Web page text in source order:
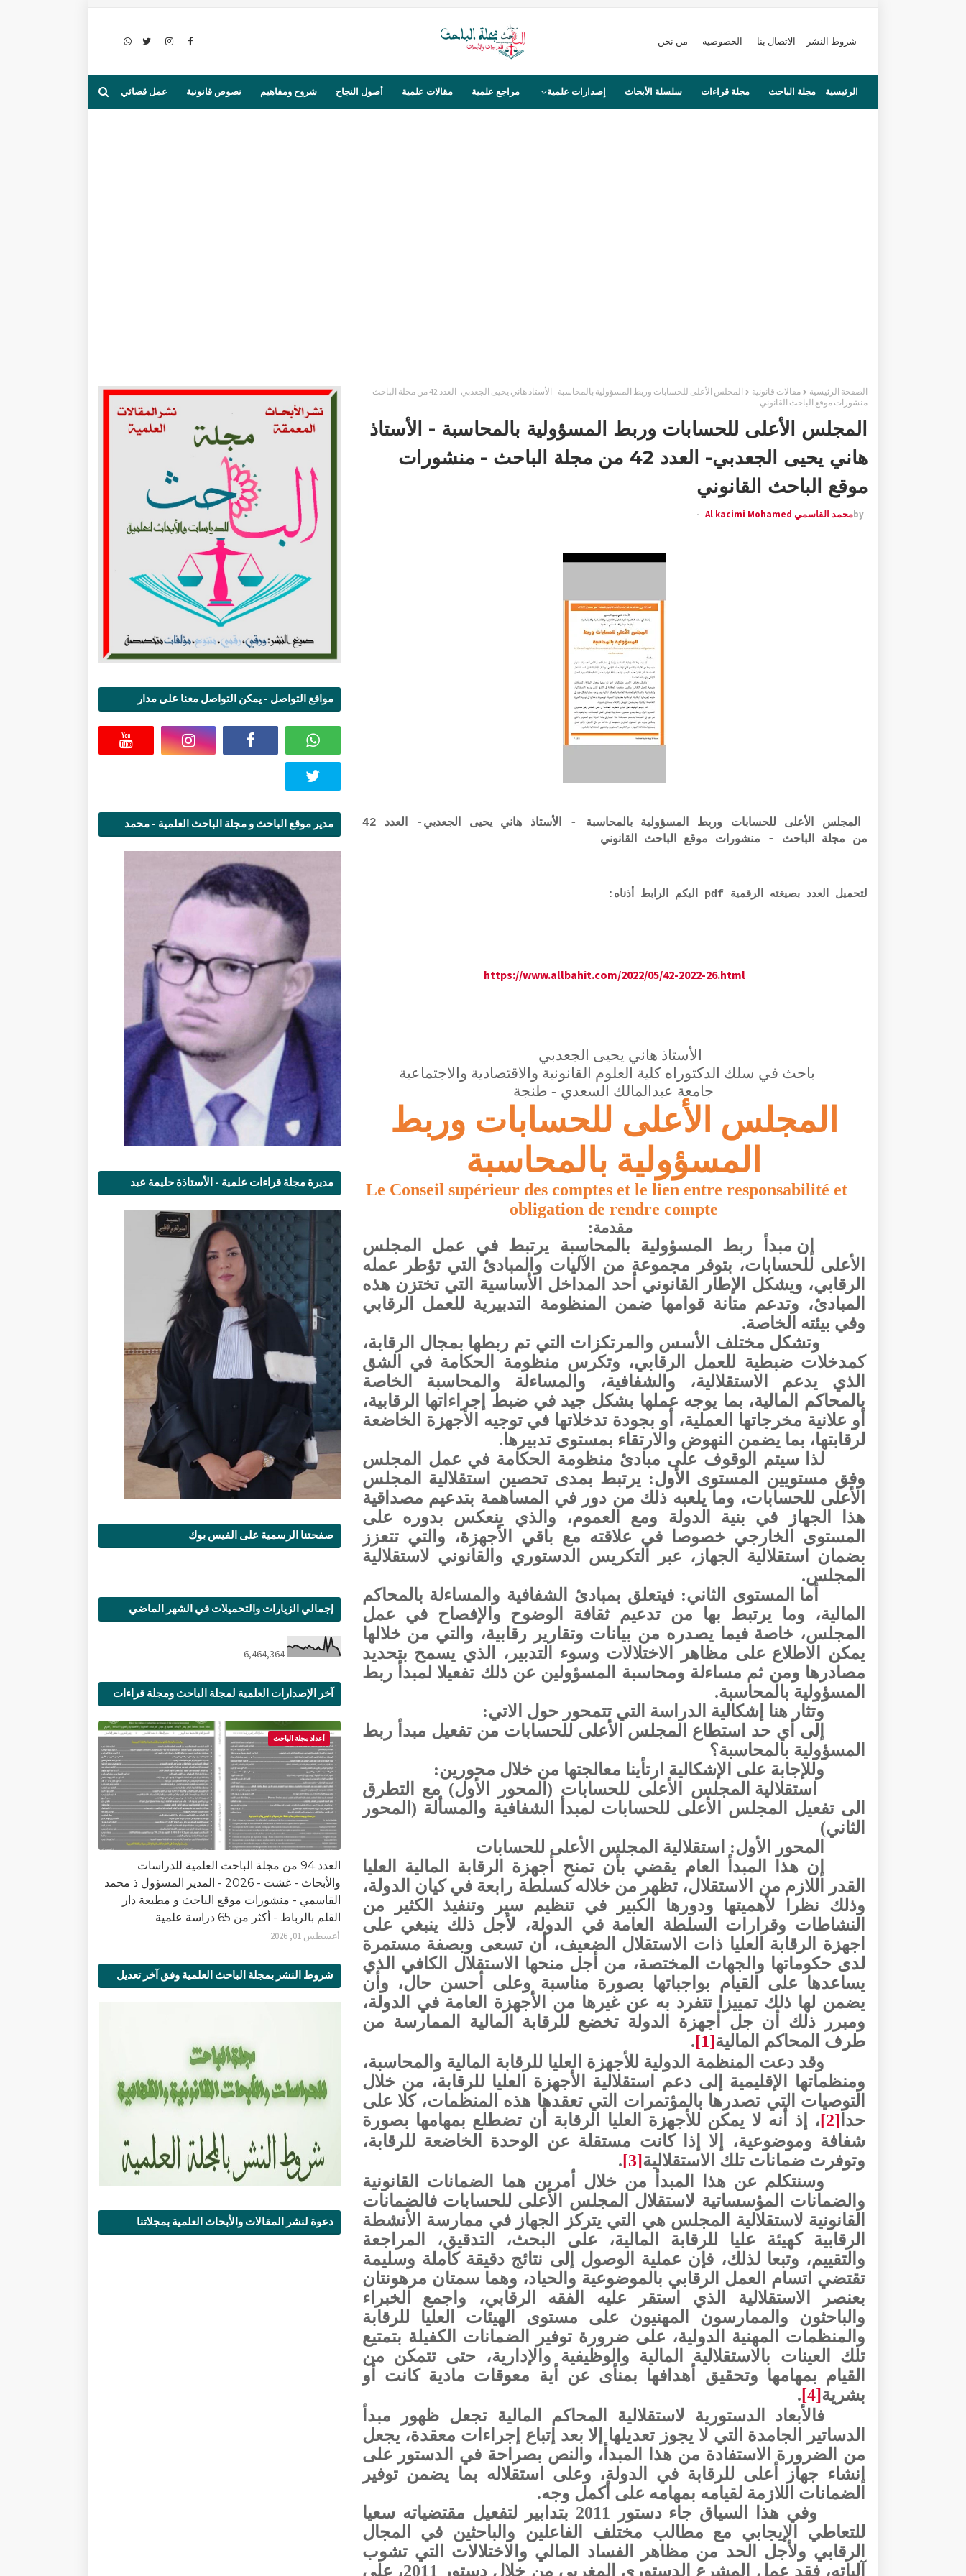
شروط النشر الاتصال بنا الخصوصية من نحن
الرئيسية مجلة الباحث مجلة قراءات سلسلة الأبحاث إصدارات علمية مراجع علمية مقالات علمية أصول النجاح شروح ومفاهيم نصوص قانونية عمل قضائي
الصفحة الرئيسية مقالات قانونية
المجلس الأعلى للحسابات وربط المسؤولية بالمحاسبة - الأستاذ هاني يحيى الجعدبي- العدد 42 من مجلة الباحث -
منشورات موقع الباحث القانوني
المجلس الأعلى للحسابات وربط المسؤولية بالمحاسبة - الأستاذ
هاني يحيى الجعدبي- العدد 42 من مجلة الباحث - منشورات
موقع الباحث القانوني
byمحمد القاسمي Al kacimi Mohamed
المجلس الأعلى للحسابات وربط المسؤولية بالمحاسبة - الأستاذ هاني يحيى الجعدبي- العدد 42
من مجلة الباحث - منشورات موقع الباحث القانوني
لتحميل العدد بصيغته الرقمية pdf اليكم الرابط أذناه:
https://www.allbahit.com/2022/05/42-2022-26.html
الأستاذ هاني يحيى الجعدبي
باحث في سلك الدكتوراه كلية العلوم القانونية والاقتصادية والاجتماعية
جامعة عبدالمالك السعدي - طنجة
المجلس الأعلى للحسابات وربط
المسؤولية بالمحاسبة
Le Conseil supérieur des comptes et le lien entre responsabilité et
obligation de rendre compte
مقدمة:
إن مبدأ ربط المسؤولية بالمحاسبة يرتبط في عمل المجلس
الأعلى للحسابات، بتوفر مجموعة من الآليات والمبادئ التي تؤطر عمله
الرقابي، ويشكل الإطار القانوني أحد المداخل الأساسية التي تختزن هذه
المبادئ، وتدعم متانة قوامها ضمن المنظومة التدبيرية للعمل الرقابي
وفي بيئته الخاصة.
وتشكل مختلف الأسس والمرتكزات التي تم ربطها بمجال الرقابة،
كمدخلات ضبطية للعمل الرقابي، وتكرس منظومة الحكامة في الشق
الذي يدعم الاستقلالية، والشفافية، والمساءلة والمحاسبة الخاصة
بالمحاكم المالية، بما يوجه عملها بشكل جيد في ضبط إجراءاتها الرقابية،
أو علانية مخرجاتها العملية، أو بجودة تدخلاتها في توجيه الأجهزة الخاضعة
لرقابتها، بما يضمن النهوض والارتقاء بمستوى تدبيرها.
لذا سيتم الوقوف على مبادئ منظومة الحكامة في عمل المجلس
وفق مستويين المستوى الأول: يرتبط بمدى تحصين استقلالية المجلس
الأعلى للحسابات، وما يلعبه ذلك من دور في المساهمة بتدعيم مصداقية
هذا الجهاز في بنية الدولة ومع العموم، والذي ينعكس بدوره على
المستوى الخارجي خصوصا في علاقته مع باقي الأجهزة، والتي تتعزز
بضمان استقلالية الجهاز، عبر التكريس الدستوري والقانوني لاستقلالية
المجلس.
أما المستوى الثاني: فيتعلق بمبادئ الشفافية والمساءلة بالمحاكم
المالية، وما يرتبط بها من تدعيم ثقافة الوضوح والإفصاح في عمل
المجلس، خاصة فيما يصدره من بيانات وتقارير رقابية، والتي من خلالها
يمكن الاطلاع على مظاهر الاختلالات وسوء التدبير، الذي يسمح بتحديد
مصادرها ومن ثم مساءلة ومحاسبة المسؤولين عن ذلك تفعيلا لمبدأ ربط
المسؤولية بالمحاسبة.
وتثار هنا إشكالية الدراسة التي تتمحور حول الاتي:
إلى أي حد استطاع المجلس الأعلى للحسابات من تفعيل مبدأ ربط
المسؤولية بالمحاسبة؟
وللإجابة على الإشكالية ارتأينا معالجتها من خلال محورين:
استقلالية المجلس الأعلى للحسابات (المحور الأول) مع التطرق
الى تفعيل المجلس الأعلى للحسابات لمبدأ الشفافية والمسألة (المحور
الثاني)
المحور الأول: استقلالية المجلس الأعلى للحسابات
إن هذا المبدأ العام يقضي بأن تمنح أجهزة الرقابة المالية العليا
القدر اللازم من الاستقلال، تظهر من خلاله كسلطة رابعة في كيان الدولة،
وذلك نظرا لأهميتها ودورها الكبير في تنظيم سير وتنفيذ الكثير من
النشاطات وقرارات السلطة العامة في الدولة، لأجل ذلك ينبغي على
اجهزة الرقابة العليا ذات الاستقلال الضعيف، أن تسعى وبصفة مستمرة
لدى حكوماتها والجهات المختصة، من أجل منحها الاستقلال الكافي الذي
يساعدها على القيام بواجباتها بصورة مناسبة وعلى أحسن حال، وأن
يضمن لها ذلك تمييزا تتفرد به عن غيرها من الأجهزة العامة في الدولة،
ومبرر ذلك أن جل أجهزة الدولة تخضع للرقابة المالية الممارسة من
طرف المحاكم المالية[1]
.
وقد دعت المنظمة الدولية للأجهزة العليا للرقابة المالية والمحاسبة،
ومنظماتها الإقليمية إلى دعم استقلالية الأجهزة العليا للرقابة، من خلال
التوصيات التي تصدرها بالمؤتمرات التي تعقدها هذه المنظمات، كلا على
حدا [2]، إذ أنه لا يمكن للأجهزة العليا الرقابة أن تضطلع بمهامها بصورة
شفافة وموضوعية، إلا إذا كانت مستقلة عن الوحدة الخاضعة للرقابة،
وتوفرت ضمانات تلك الاستقلالية[3]
.
وسنتكلم عن هذا المبدأ من خلال أمرين هما الضمانات القانونية
والضمانات المؤسساتية لاستقلال المجلس الأعلى للحسابات فالضمانات
القانونية لاستقلالية المجلس هي التي يتركز الجهاز في ممارسة الأنشطة
الرقابية كهيئة عليا للرقابة المالية، على البحث، التدقيق، المراجعة
والتقييم، وتبعا لذلك، فإن عملية الوصول إلى نتائج دقيقة كاملة وسليمة
تقتضي اتسام العمل الرقابي بالموضوعية والحياد، وهما سمتان مرهونتان
بعنصر الاستقلالية الذي استقر عليه الفقه الرقابي، واجمع الخبراء
والباحثون والممارسون المهنيون على مستوى الهيئات العليا للرقابة
والمنظمات المهنية الدولية، على ضرورة توفير الضمانات الكفيلة بتمتيع
تلك العينات بالاستقلالية المالية والوظيفية والإدارية، حتى تتمكن من
القيام بمهامها وتحقيق أهدافها بمنأى عن أية معوقات مادية كانت أو
بشرية[4]
.
فالأبعاد الدستورية لاستقلالية المحاكم المالية تجعل ظهور مبدأ
الدساتير الجامدة التي لا يجوز تعديلها إلا بعد إتباع إجراءات معقدة، يجعل
من الضرورة الاستفادة من هذا المبدأ، والنص بصراحة في الدستور على
إنشاء جهاز أعلى للرقابة في الدولة، وعلى استقلاله بما يضمن توفير
الضمانات اللازمة لقيامه بمهامه على أكمل وجه.
وفي هذا السياق جاء دستور 2011 بتدابير لتفعيل مقتضياته سعيا
للتعاطي الإيجابي مع مطالب مختلف الفاعلين والباحثين في المجال
الرقابي ولأجل الحد من مظاهر الفساد المالي والاختلالات التي تشوب
آلياته، فقد عمل المشرع الدستوري المغربي من خلال دستور 2011، على
مواقع التواصل - يمكن التواصل معنا على مدار
مدير موقع الباحث و مجلة الباحث العلمية - محمد
مديرة مجلة قراءات علمية - الأستاذة حليمة عبد
صفحتنا الرسمية على الفيس بوك
إجمالي الزيارات والتحميلات في الشهر الماضي
6,464,364
آخر الإصدارات العلمية لمجلة الباحث ومجلة قراءات
أعداد مجلة الباحث
العدد 94 من مجلة الباحث العلمية للدراسات
والأبحاث - غشت - 2026 - المدير المسؤول ذ محمد
القاسمي - منشورات موقع الباحث و مطبعة دار
القلم بالرباط - أكثر من 65 دراسة علمية
أغسطس 01, 2026
شروط النشر بمجلة الباحث العلمية وفق آخر تعديل
دعوة لنشر المقالات والأبحاث العلمية بمجلاتنا